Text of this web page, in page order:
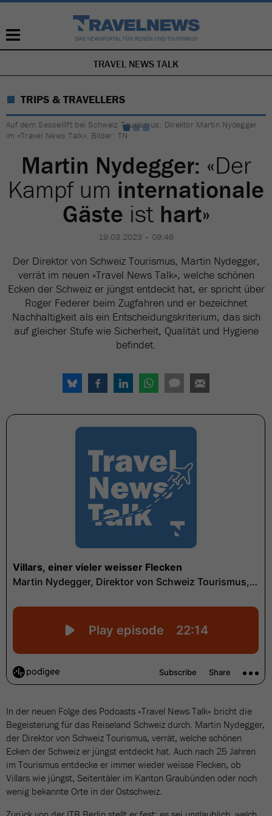
NAVIGATION
ÜBERSPRINGEN
TRAVEL NEWS TALK
TRIPS & TRAVELLERS
Auf dem Sessellift bei Schweiz Tourismus, Direktor Martin Nydegger
im «Travel News Talk». Bilder: TN
Martin Nydegger: «Der
Kampf um internationale
Gäste ist hart»
19.03.2023 – 09:46
Der Direktor von Schweiz Tourismus, Martin Nydegger,
verrät im neuen «Travel News Talk», welche schönen
Ecken der Schweiz er jüngst entdeckt hat, er spricht über
Roger Federer beim Zugfahren und er bezeichnet
Nachhaltigkeit als ein Entscheidungskriterium, das sich
auf gleicher Stufe wie Sicherheit, Qualität und Hygiene
befindet.
In der neuen Folge des Podcasts «Travel News Talk» bricht die
Begeisterung für das Reiseland Schweiz durch. Martin Nydegger,
der Direktor von Schweiz Tourismus, verrät, welche schönen
Ecken der Schweiz er jüngst entdeckt hat. Auch nach 25 Jahren
im Tourismus entdecke er immer wieder weisse Flecken, ob
Villars wie jüngst, Seitentäler im Kanton Graubünden oder noch
wenig bekannte Orte in der Ostschweiz.